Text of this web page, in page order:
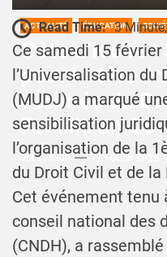
ACTUALITÉ ÉDUCATION
Côte d’Ivoire
pour la 1ère
Journée du
Famille en
Josué Koffi
Read Time: 3
Ce samedi 15
l’Universalisation
(MUDJ) a marqué
sensibilisation
l’organisation de la
du Droit Civil et de la
Cet événement tenu
conseil national des
(CNDH), a